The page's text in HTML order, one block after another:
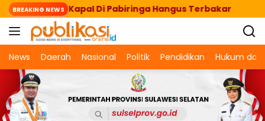
Langsung
ke
konten
BREAKING NEWS
Dua Kapal Di Pabiringa Hangus Terbakar
News Daerah Nasional Politik Pendidikan Hukum dan